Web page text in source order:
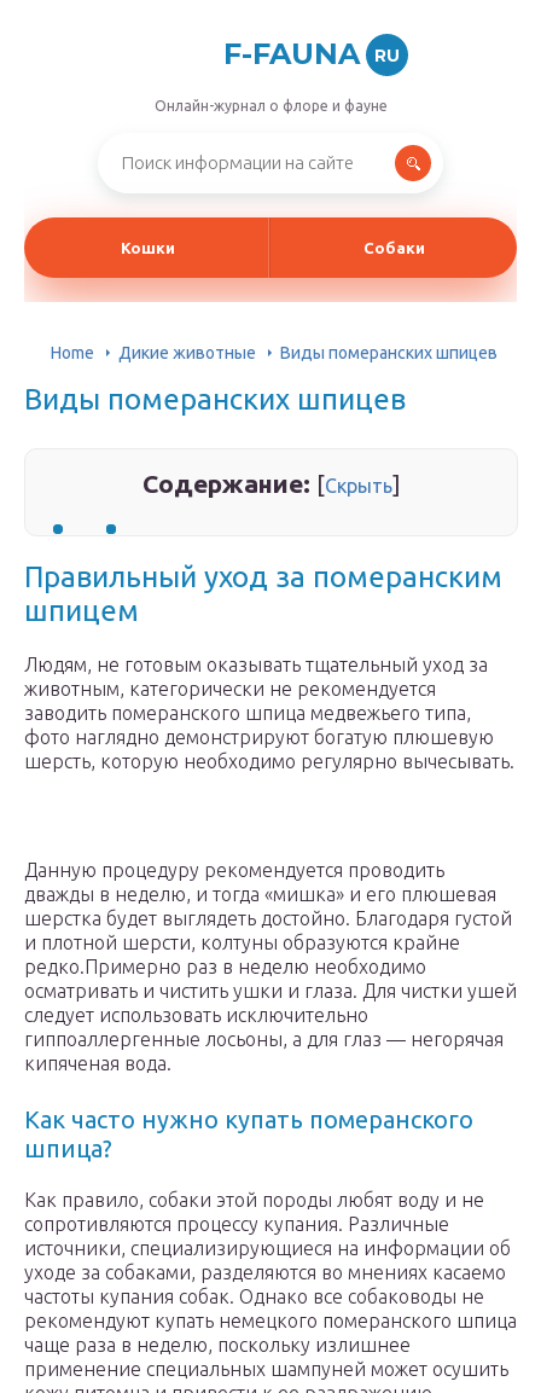
F-FAUNA RU
Онлайн-журнал о флоре и фауне
Кошки Собаки
Home Дикие животные Виды померанских шпицев
Виды померанских шпицев
Содержание: [Скрыть]
Правильный уход за померанским
шпицем
Людям, не готовым оказывать тщательный уход за
животным, категорически не рекомендуется
заводить померанского шпица медвежьего типа,
фото наглядно демонстрируют богатую плюшевую
шерсть, которую необходимо регулярно вычесывать.
Данную процедуру рекомендуется проводить
дважды в неделю, и тогда «мишка» и его плюшевая
шерстка будет выглядеть достойно. Благодаря густой
и плотной шерсти, колтуны образуются крайне
редко.Примерно раз в неделю необходимо
осматривать и чистить ушки и глаза. Для чистки ушей
следует использовать исключительно
гиппоаллергенные лосьоны, а для глаз — негорячая
кипяченая вода.
Как часто нужно купать померанского
шпица?
Как правило, собаки этой породы любят воду и не
сопротивляются процессу купания. Различные
источники, специализирующиеся на информации об
уходе за собаками, разделяются во мнениях касаемо
частоты купания собак. Однако все собаководы не
рекомендуют купать немецкого померанского шпица
чаще раза в неделю, поскольку излишнее
применение специальных шампуней может осушить